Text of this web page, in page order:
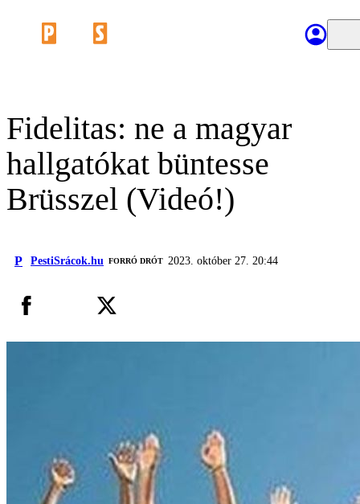
Fidelitas: ne a magyar
hallgatókat büntesse
Brüsszel (Videó!)
P PestiSrácok.hu FORRÓ DRÓT 2023. október 27. 20:44